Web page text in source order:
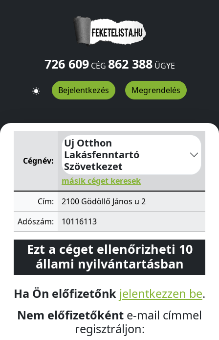
726 609CÉG 862 388ÜGYE
Bejelentkezés Megrendelés
Uj Otthon Lakásfenntartó SzövetkezetJános u 2
Cégnév:
Uj Otthon
Lakásfenntartó
Szövetkezet
másik céget keresek
Cím:
2100 Gödöllő János u 2
Adószám:
10116113
Ezt a céget ellenőrizheti 10
állami nyilvántartásban
Ha Ön előfizetőnk jelentkezzen be.
Nem előfizetőként e-mail címmel
regisztráljon: